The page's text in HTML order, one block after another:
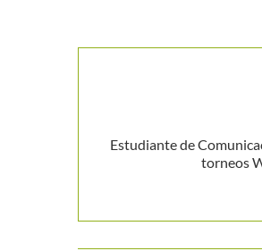
Estudiante de
torneos